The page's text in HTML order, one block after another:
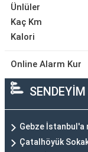
Ünlüler
Kaç Km
Kalori
Online Alarm Kur
SENDEYİM
Gebze İstanbul'a
Çatalhöyük